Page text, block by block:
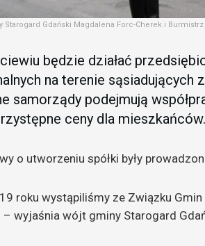
Starogard Gdański Magdalena Forc-Cherek i
będzie działać
na terenie sąsiadujących
samorządy podejmują
ceny dla mieszkańców.
o utworzeniu spółki były
roku wystąpiliśmy ze Związku
wyjaśnia wójt gminy Starogard